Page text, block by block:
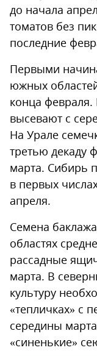
до начала
томатов без
последние
Первыми
южных
конца
высевают с
На Урале
третью декаду
марта. Сибирь
в первых
апреля.
Семена
областях
рассадные
марта. В
культуру
«тепличках» с
середины
«синенькие»